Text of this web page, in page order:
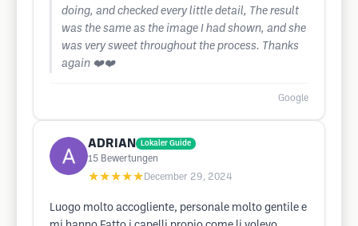
doing, and checked every little detail, The result
was the same as the image I had shown, and she
was very sweet throughout the process. Thanks
again ❤️❤️
Google
ADRIAN Lokaler Guide
15 Bewertungen
★★★★★ December 29, 2024
Luogo molto accogliente, personale molto gentile e